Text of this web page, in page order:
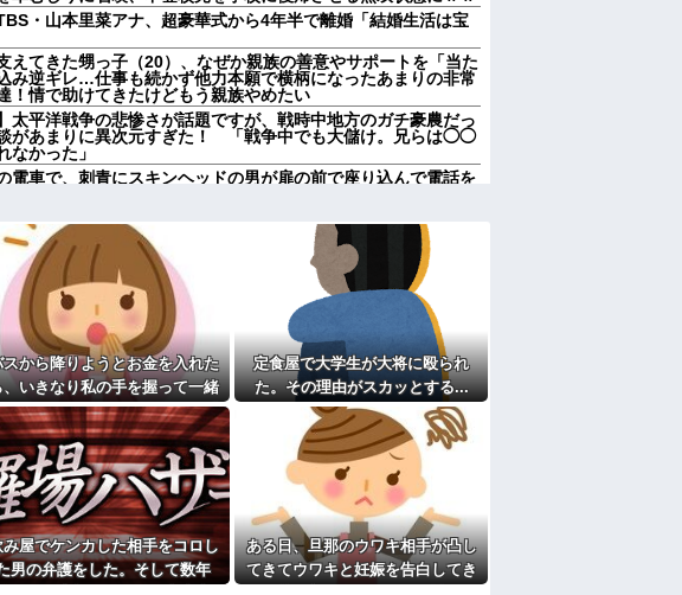
・山本里菜アナ、超豪華式から4年半で離婚「結婚生活は宝
えてきた甥っ子（20）、なぜか親族の善意やサポートを「当た
み逆ギレ…仕事も続かず他力本願で横柄になったあまりの非常
！情で助けてきたけどもう親族やめたい
太平洋戦争の悲惨さが話題ですが、戦時中地方のガチ豪農だっ
があまりに異次元すぎた！ 「戦争中でも大儲け。兄らは◯◯
なかった」
電車で、刺青にスキンヘッドの男が扉の前で座り込んで電話を
み逆ギレ…仕事も続かず他力本願で横柄になったあまりの非常
！情で助けてきたけどもう親族やめたい
３歳、いつもおつかれさま、ありがとう」
在する歴史上の人物で「こいつチートだろ…」と思った奴あげ
るために無理矢理思っていたこと
京育ちなのに「訛ってるから嘘w見栄張るな」と決めつける地
両親が九州からの上京組で言葉が移ったと説明しても頑なに嘘
るのなんなん？
言葉に確信！5年間拒否の末、離婚を決意した理由が切なすぎ
ロだから」障害のある甥を私に預けようとする義兄嫁、甥を溺
ってしまう夫。義兄に叱ってもらっても「兄貴より俺になつい
ないのかな」だって
ラを夫に泣いて訴えても「いいじゃないかそのくらい。我慢し
げるから」と迫られた。夫が気持ち悪くて悲鳴をあげたら「う
で殴られた
見える？って誘い受け風の事言うゴミってまだ生存してるよね
スから降りようとお金を入れた
、いきなり私の手を握って一緒
降りようとする子供がいた。手
ほどこうとしても放してくれ
ず...
定食屋で大学生が大将に殴られ
た。その理由がスカッとする...
み屋でケンカした相手をコロし
男の弁護をした。そして数年
ある日、旦那のウワキ相手が凸し
てきてウワキと妊娠を告白してき